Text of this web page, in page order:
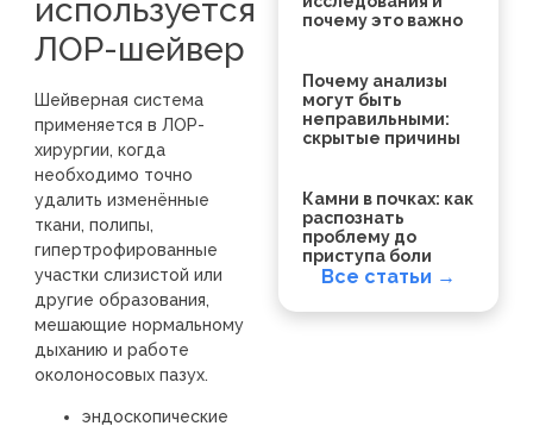
используется
ЛОР-шейвер
Шейверная система
применяется в ЛОР-
хирургии, когда
необходимо точно
удалить изменённые
ткани, полипы,
гипертрофированные
участки слизистой или
другие образования,
мешающие нормальному
дыханию и работе
околоносовых пазух.
эндоскопические
почему это важно
Почему анализы
могут быть
неправильными:
скрытые причины
Камни в почках: как
распознать
проблему до
приступа боли
Все статьи →